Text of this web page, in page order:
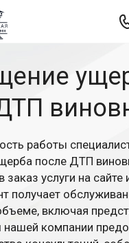
работы
после ДТП
услуги на сайте
получает
включая
компании